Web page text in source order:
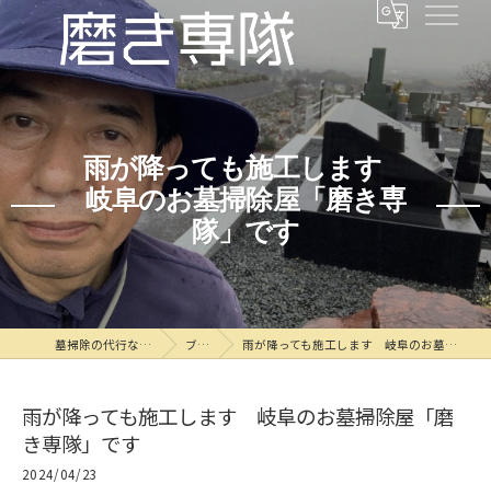
雨が降っても施工します
岐阜のお墓掃除屋「磨き専
隊」です
墓掃除の代行なら磨き専隊 ブログ 雨が降っても施工します 岐阜のお墓掃除屋「磨き専隊」です
雨が降っても施工します 岐阜のお墓掃除屋「磨
き専隊」です
2024/04/23